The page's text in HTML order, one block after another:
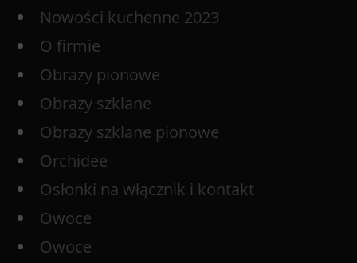
Nowości kuchenne 2023
O firmie
Obrazy pionowe
Obrazy szklane
Obrazy szklane pionowe
Orchidee
Osłonki na włącznik i kontakt
Owoce
Owoce